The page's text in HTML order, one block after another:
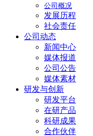
公司概况
发展历程
社会责任
公司动态
新闻中心
媒体报道
公司公告
媒体素材
研发与创新
研发平台
在研产品
科研成果
合作伙伴